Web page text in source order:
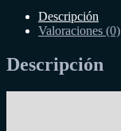
Descripción
Valoraciones (0)
Descripción